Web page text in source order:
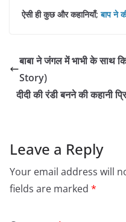
ऐसी ही कुछ और कहानियाँ;बाप ने
बाबा ने जंगल में भाभी के साथ
Story)
दीदी की रंडी बनने की कहानी
Leave a Reply
Your email address will
fields are marked *